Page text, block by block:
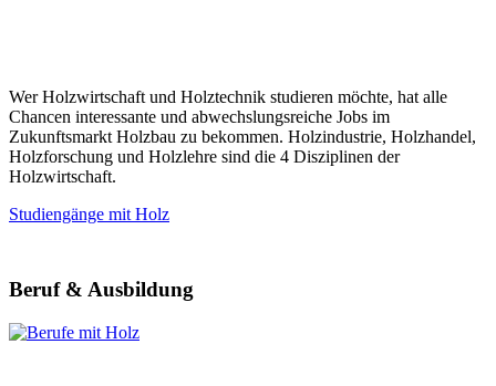
Wer Holzwirtschaft und Holztechnik studieren möchte, hat alle
Chancen interessante und abwechslungsreiche Jobs im
Zukunftsmarkt Holzbau zu bekommen. Holzindustrie, Holzhandel,
Holzforschung und Holzlehre sind die 4 Disziplinen der
Holzwirtschaft.
Studiengänge mit Holz
Beruf & Ausbildung